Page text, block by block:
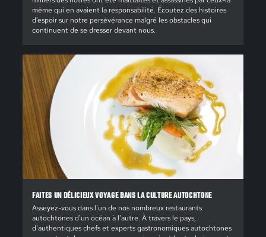
même qui en avaient la responsabilité. Écoutez des histoires
d’espoir sur notre persévérance malgré les obstacles qui
continuent de se dresser devant nous.
FAITES UN DÉLICIEUX VOYAGE DANS LA CULTURE AUTOCHTONE
Asseyez-vous dans l'un de nos nombreux restaurants
autochtones d'un océan à l'autre. À travers le pays,
d'authentiques chefs et experts gastronomiques autochtones